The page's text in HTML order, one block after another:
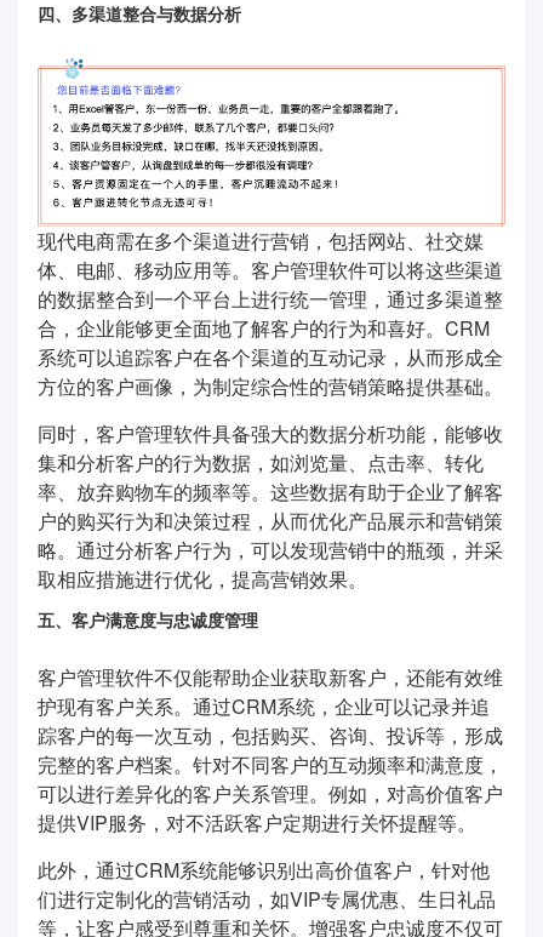
四、多渠道整合与数据分析
现代电商需在多个渠道进行营销，包括网站、社交媒
体、电邮、移动应用等。客户管理软件可以将这些渠道
的数据整合到一个平台上进行统一管理，通过多渠道整
合，企业能够更全面地了解客户的行为和喜好。CRM
系统可以追踪客户在各个渠道的互动记录，从而形成全
方位的客户画像，为制定综合性的营销策略提供基础。
同时，客户管理软件具备强大的数据分析功能，能够收
集和分析客户的行为数据，如浏览量、点击率、转化
率、放弃购物车的频率等。这些数据有助于企业了解客
户的购买行为和决策过程，从而优化产品展示和营销策
略。通过分析客户行为，可以发现营销中的瓶颈，并采
取相应措施进行优化，提高营销效果。
五、客户满意度与忠诚度管理
客户管理软件不仅能帮助企业获取新客户，还能有效维
护现有客户关系。通过CRM系统，企业可以记录并追
踪客户的每一次互动，包括购买、咨询、投诉等，形成
完整的客户档案。针对不同客户的互动频率和满意度，
可以进行差异化的客户关系管理。例如，对高价值客户
提供VIP服务，对不活跃客户定期进行关怀提醒等。
此外，通过CRM系统能够识别出高价值客户，针对他
们进行定制化的营销活动，如VIP专属优惠、生日礼品
等，让客户感受到尊重和关怀。增强客户忠诚度不仅可